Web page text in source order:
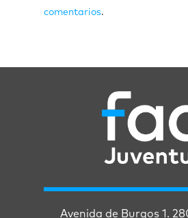
comentarios.
Avenida de Burgos 1.